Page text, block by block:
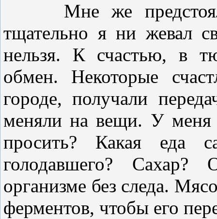
Мне же
тщательно я ни жевал
нельзя. К счастью, в
обмен. Некоторые
городе, получали
меняли на вещи. У
просить? Какая еда
голодавшего?
организме без следа.
ферментов, чтобы его